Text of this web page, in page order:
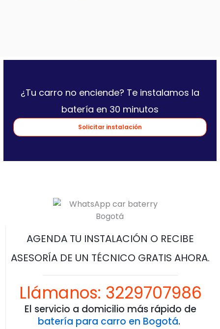
¿Tu carro no enciende? Te instalamos la
batería en 30 minutos
Solicitar instalación
AGENDA TU INSTALACIÓN O RECIBE
ASESORÍA DE UN TÉCNICO GRATIS AHORA.
Llámanos: 3229707986
El servicio a domicilio más rápido de
batería para carro en Bogotá.